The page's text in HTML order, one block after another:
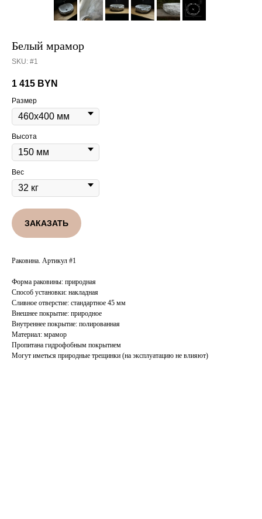
Белый мрамор
SKU: #1
1 415 BYN
Размер
Высота
Вес
ЗАКАЗАТЬ
Раковина. Артикул #1
Форма раковины: природная
Способ установки: накладная
Сливное отверстие: стандартное 45 мм
Внешнее покрытие: природное
Внутреннее покрытие: полированная
Материал: мрамор
Пропитана гидрофобным покрытием
Могут иметься природные трещинки (на эксплуатацию не влияют)